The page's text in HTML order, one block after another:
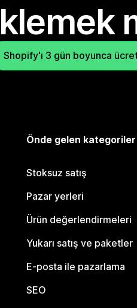
Shopify'ı 3 gün boyunca
Önde gelen kategoriler
Stoksuz satış
Pazar yerleri
Ürün değerlendirmeleri
Yukarı satış ve paketler
E-posta ile pazarlama
SEO